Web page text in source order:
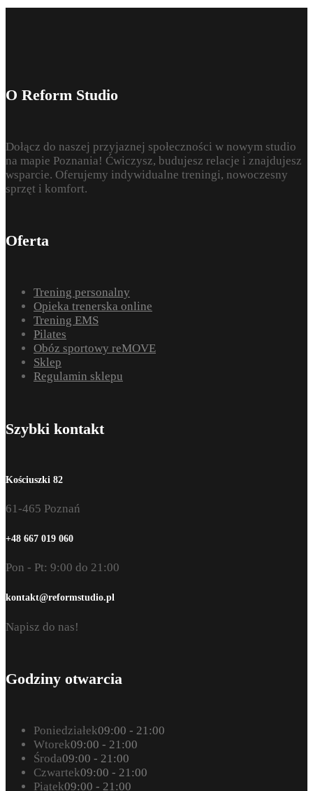
O Reform Studio
Dołącz do naszej przyjaznej społeczności w nowym studio
na mapie Poznania! Ćwiczysz, budujesz relacje i znajdujesz
wsparcie. Oferujemy indywidualne treningi, nowoczesny
sprzęt i komfort.
Oferta
Trening personalny
Opieka trenerska online
Trening EMS
Pilates
Obóz sportowy reMOVE
Sklep
Regulamin sklepu
Szybki kontakt
Kościuszki 82
61-465 Poznań
+48 667 019 060
Pon - Pt: 9:00 do 21:00
kontakt@reformstudio.pl
Napisz do nas!
Godziny otwarcia
Poniedziałek09:00 - 21:00
Wtorek09:00 - 21:00
Środa09:00 - 21:00
Czwartek09:00 - 21:00
Piątek09:00 - 21:00